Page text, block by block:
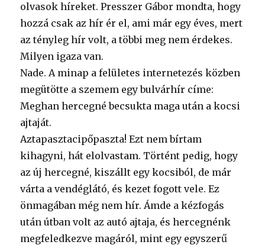
olvasok híreket. Presszer Gábor mondta, hogy
hozzá csak az hír ér el, ami már egy éves, mert
az tényleg hír volt, a többi meg nem érdekes.
Milyen igaza van.
Nade. A minap a felületes internetezés közben
megütötte a szemem egy bulvárhír címe:
Meghan hercegné becsukta maga után a kocsi
ajtaját.
Aztapasztacipőpaszta! Ezt nem bírtam
kihagyni, hát elolvastam. Történt pedig, hogy
az új hercegné, kiszállt egy kocsiból, de már
várta a vendéglátó, és kezet fogott vele. Ez
önmagában még nem hír. Ámde a kézfogás
után útban volt az autó ajtaja, és hercegnénk
megfeledkezve magáról, mint egy egyszerű